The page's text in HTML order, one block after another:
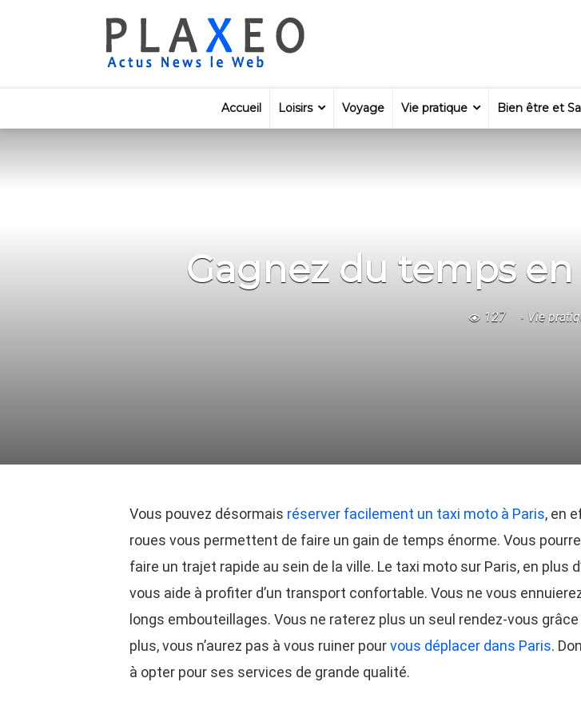
Accueil Loisirs Voyage Vie pratique Bien être et
Gagnez du temps
127 Vie
Vous pouvez désormais réserver facilement un taxi moto à Paris, en
roues vous permettent de faire un gain de temps énorme. Vous
faire un trajet rapide au sein de la ville. Le taxi moto sur Paris, en plus
vous aide à profiter d’un transport confortable. Vous ne vous
longs embouteillages. Vous ne raterez plus un seul rendez-vous
plus, vous n’aurez pas à vous ruiner pourvous déplacer dans Paris.
à opter pour ses services de grande qualité.